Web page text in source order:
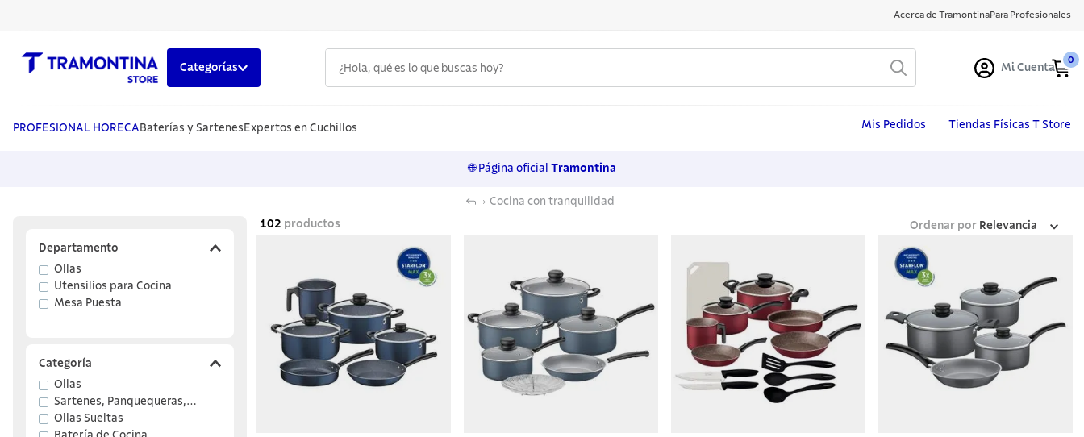
Acerca de TramontinaPara Profesionales
Categorías Mi Cuenta
0
PROFESIONAL HORECA Baterías y Sartenes Expertos en Cuchillos Mis Pedidos Tiendas Físicas T Store
🌐 Página oficial Tramontina
Cocina con tranquilidad
Departamento
Ollas
Utensilios para Cocina
Mesa Puesta
Categoría
Ollas
Sartenes, Panquequeras,
Omeleteras
Ollas Sueltas
102 productos Ordenar por Relevancia
1.
cuchillos
5. lavaplatos